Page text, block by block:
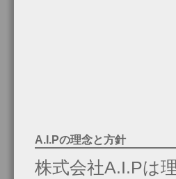
A.I.Pの理念と方針
株式会社A.I.Pは